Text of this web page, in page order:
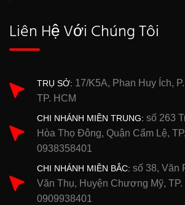
Liên Hệ Với Chúng Tôi
TRỤ SỞ: 17/K5A, Phan Huy Ích,
TP. HCM
CHI NHÁNH MIỀN TRUNG: số 263
Hòa Thọ Đông, Quận Cẩm Lệ,
0938358401
CHI NHÁNH MIỀN BẮC: số 38, Văn
Văn Thụ, Huyện Chương Mỹ, TP.
0909938401